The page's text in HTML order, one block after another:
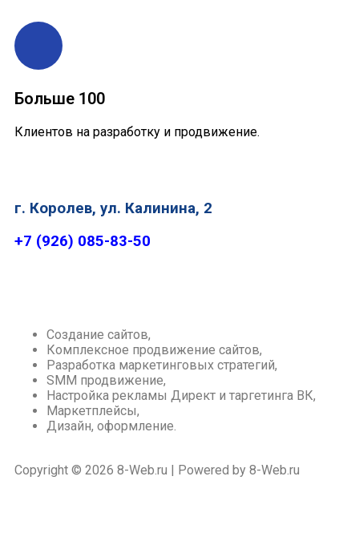
Больше 100
Клиентов на разработку и продвижение.
г. Королев, ул. Калинина, 2
+7 (926) 085-83-50
Создание сайтов,
Комплексное продвижение сайтов,
Разработка маркетинговых стратегий,
SMM продвижение,
Настройка рекламы Директ и таргетинга ВК,
Маркетплейсы,
Дизайн, оформление.
Copyright © 2026 8-Web.ru | Powered by 8-Web.ru